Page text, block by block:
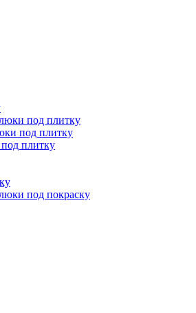
под плитку
под плитку
плитку
под покраску